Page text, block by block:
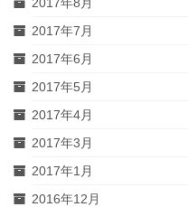
2017年7月
2017年6月
2017年5月
2017年4月
2017年3月
2017年1月
2016年12月